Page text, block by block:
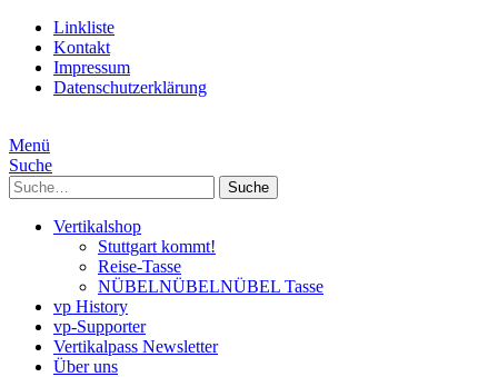
Linkliste
Kontakt
Impressum
Datenschutzerklärung
Menü
Suche
Suche
Vertikalshop
Stuttgart kommt!
Reise-Tasse
NÜBELNÜBELNÜBEL Tasse
vp History
vp-Supporter
Vertikalpass Newsletter
Über uns